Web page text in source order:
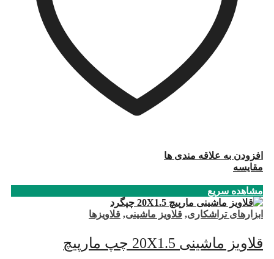
افزودن به علاقه مندی ها
مقایسه
مشاهده سریع
ابزارهای تراشکاری, قلاویز ماشینی, قلاویزها
قلاویز ماشینی 20X1.5 چپ مارپیچ